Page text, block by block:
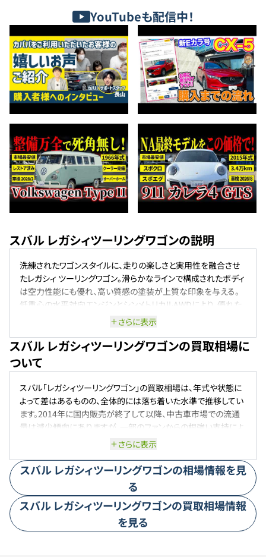
YouTubeも配信中！
スバル レガシィツーリングワゴンの説明
洗練されたワゴンスタイルに、走りの楽しさと実用性を融合させ
たレガシィ ツーリングワゴン。滑らかなラインで構成されたボディ
は空力性能にも優れ、高い質感の塗装が上質な印象を与える。
低重心の水平対向エンジンとシンメトリカルAWDにより、優れた
操縦安定性と安心感のある走りを実現。広い荷室と快適な室内
ラウンダー。
さらに表示
スバル レガシィツーリングワゴンの買取相場に
ついて
スバル「レガシィツーリングワゴン」の買取相場は、年式や状態に
よって差はあるものの、全体的には落ち着いた水準で推移してい
ます。2014年に国内販売が終了して以降、中古車市場での流通
量は減少傾向にありますが、一部のファンからの根強い支持によ
り一定の需要は保たれています。特に水平対向エンジンとシンメ
価する声は多く、コンディションが良好な車両であれば比較的安
定した査定が期待できます。ただし、年式が古いモデルや過走行
車に関しては査定が控えめになる傾向にあり、売却時には装備
やメンテナンス履歴が評価を左右する要素となります。全体とし
ては「高値がつきやすい車」とは言いにくいものの、スバルならで
はの個性と信頼性から、堅実なリセールが見込めるモデルと言え
さらに表示
スバル レガシィツーリングワゴンの相場情報を見
る
スバル レガシィツーリングワゴンの買取相場情報
を見る